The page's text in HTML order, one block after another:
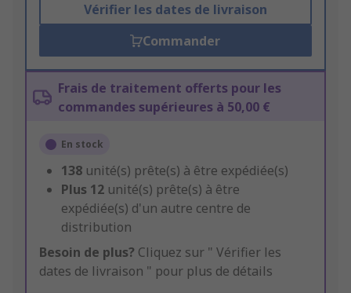
Vérifier les dates de livraison
Commander
Frais de traitement offerts pour les
commandes supérieures à 50,00 €
En stock
138 unité(s) prête(s) à être expédiée(s)
Plus 12 unité(s) prête(s) à être
expédiée(s) d'un autre centre de
distribution
Besoin de plus? Cliquez sur " Vérifier les
dates de livraison " pour plus de détails